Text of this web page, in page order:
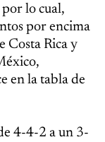
lo cual,
por encima
Costa Rica y
en la tabla de
4-4-2 a un 3-